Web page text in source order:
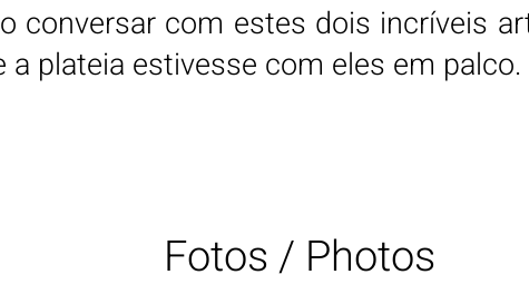
conversar com estes dois incríveis
a plateia estivesse com eles em palco.
Fotos / Photos